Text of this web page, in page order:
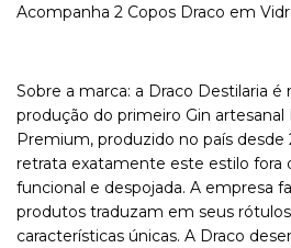
Acompanha 2 Copos Draco em
Sobre a marca: a Draco Destilaria é
produção do primeiro Gin artesanal
Premium, produzido no país desde
retrata exatamente este estilo fora
funcional e despojada. A empresa
produtos traduzam em seus
características únicas. A Draco